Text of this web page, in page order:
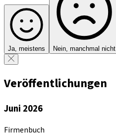
Ja, meistens Nein, manchmal nicht
Veröffentlichungen
Juni 2026
Firmenbuch